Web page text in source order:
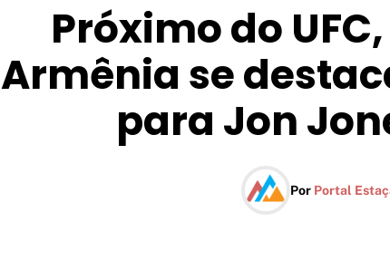
Próximo do
Armênia se
para Jon
Por Portal